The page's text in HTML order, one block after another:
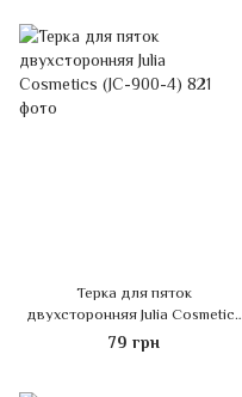
Терка для пяток
двухсторонняя Julia Cosmetics
(JC-900-4)
79 грн